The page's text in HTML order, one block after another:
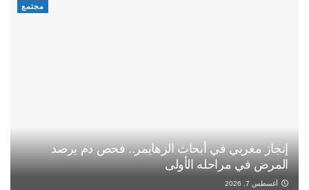
مجتمع
إنجاز مغربي في أبحاث الزهايمر.. فحص دم يرصد
المرض في مراحله الأولى
أغسطس 7, 2026